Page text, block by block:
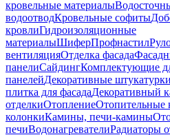
кровельные материалы
водоотводКровельные софиты
кровлиГидроизоляционные
материалыШиферПрофнастил
вентиляцияОтделка фасада
панелиСайдингКомплектующие
панелейДекоративные
плитка для фасадаДекоративный
отделкиОтоплениеОтопительные
колонкиКамины, печи-камины
печиВодонагревателиРадиаторы